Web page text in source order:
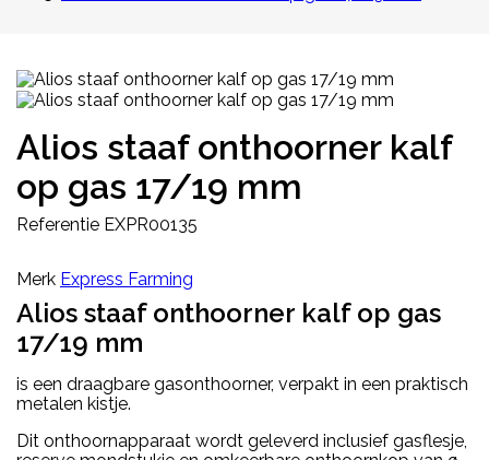
Alios staaf onthoorner kalf
op gas 17/19 mm
Referentie EXPR00135
Merk Express Farming
Alios staaf onthoorner kalf op gas
17/19 mm
is een draagbare gasonthoorner, verpakt in een praktisch
metalen kistje.
Dit onthoornapparaat wordt geleverd inclusief gasflesje,